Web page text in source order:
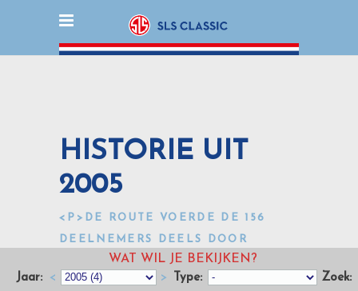
HISTORIE UIT
2005
<P>DE ROUTE VOERDE DE 156
DEELNEMERS DEELS DOOR
NIEUW RALLYGEBIED: NOORD-
FRANKRIJK. IN DE TOP VAN HET
WAT WIL JE BEKIJKEN?
Jaar: < > Type: Zoek: